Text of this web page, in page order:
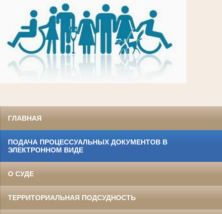
ГЛАВНАЯ
ПОДАЧА ПРОЦЕССУАЛЬНЫХ ДОКУМЕНТОВ В
ЭЛЕКТРОННОМ ВИДЕ
О СУДЕ
ТЕРРИТОРИАЛЬНАЯ ПОДСУДНОСТЬ